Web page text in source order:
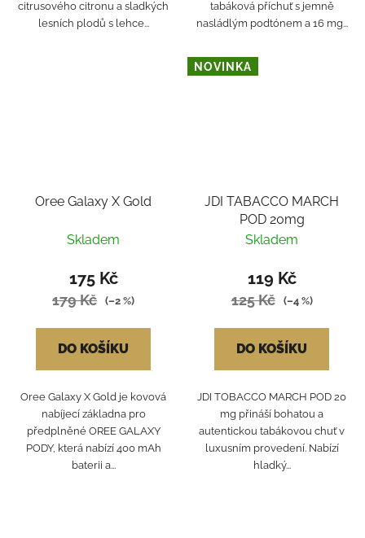
citrusového citronu a sladkých
lesních plodů s lehce...
tabáková příchuť s jemně
nasládlým podtónem a 16 mg...
Oree Galaxy X Gold
Skladem
175 Kč
179 Kč (–2 %)
DO KOŠÍKU
Oree Galaxy X Gold je kovová
nabíjecí základna pro
předplněné OREE GALAXY
PODY, která nabízí 400 mAh
baterii a...
NOVINKA
JDI TABACCO MARCH
POD 20mg
Skladem
119 Kč
125 Kč (–4 %)
DO KOŠÍKU
JDI TOBACCO MARCH POD 20
mg přináší bohatou a
autentickou tabákovou chuť v
luxusním provedení. Nabízí
hladký...